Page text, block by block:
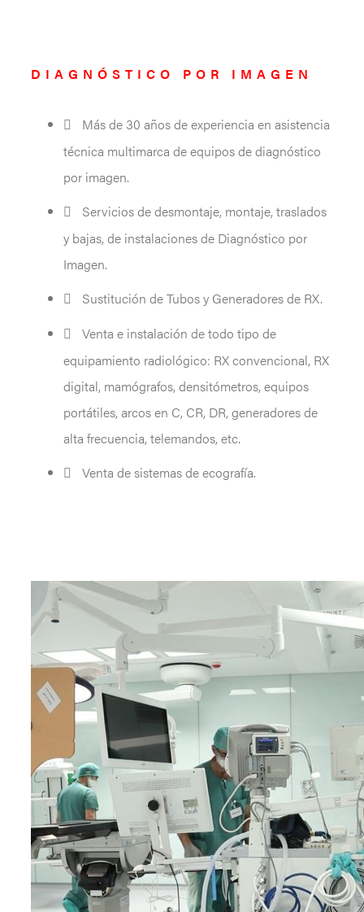
DIAGNÓSTICO POR IMAGEN
Más de 30 años de experiencia en asistencia
técnica multimarca de equipos de diagnóstico
por imagen.
Servicios de desmontaje, montaje, traslados
y bajas, de instalaciones de Diagnóstico por
Imagen.
Sustitución de Tubos y Generadores de RX.
Venta e instalación de todo tipo de
equipamiento radiológico: RX convencional, RX
digital, mamógrafos, densitómetros, equipos
portátiles, arcos en C, CR, DR, generadores de
alta frecuencia, telemandos, etc.
Venta de sistemas de ecografía.